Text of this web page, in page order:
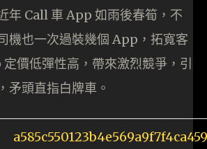
年 Call 車 App 如雨後春筍，不
機也一次過裝幾個 App，拓寬客
價低彈性高，帶來激烈競爭，引
矛頭直指白牌車。